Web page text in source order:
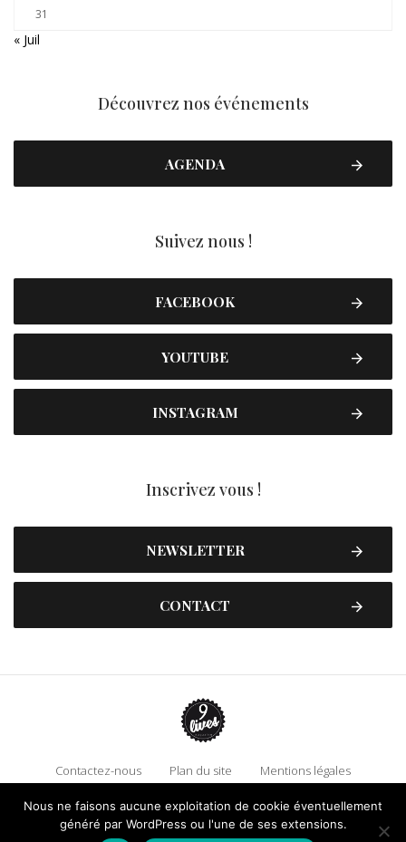
31
« Juil
Découvrez nos événements
AGENDA
Suivez nous !
FACEBOOK
YOUTUBE
INSTAGRAM
Inscrivez vous !
NEWSLETTER
CONTACT
Contactez-nous Plan du site
Mentions légales
Politique de confidentialité
Adhérez à 9 Lives
Faire un don !
Nous ne faisons aucune exploitation de cookie éventuellement
généré par WordPress ou l'une de ses extensions.